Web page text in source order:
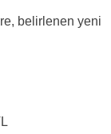
belirlenen yeni